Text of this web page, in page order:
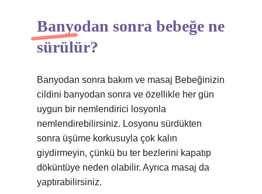
Banyodan sonra bebeğe ne
sürülür?
Banyodan sonra bakım ve masaj Bebeğinizin
cildini banyodan sonra ve özellikle her gün
uygun bir nemlendirici losyonla
nemlendirebilirsiniz. Losyonu sürdükten
sonra üşüme korkusuyla çok kalın
giydirmeyin, çünkü bu ter bezlerini kapatıp
döküntüye neden olabilir. Ayrıca masaj da
yaptırabilirsiniz.